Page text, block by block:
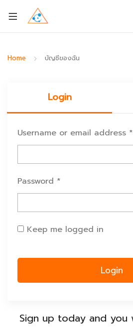
Home บัญชีของฉัน
Sign up today and you
Login
Username or email address *
Password *
Keep me logged in
Login